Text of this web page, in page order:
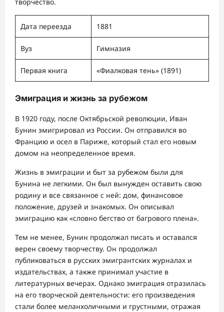
творчество.
Дата переезда 1881
Вуз Гимназия
Первая книга «Фиалковая тень» (1891)
Эмиграция и жизнь за рубежом
В 1920 году, после Октябрьской революции, Иван
Бунин эмигрировал из России. Он отправился во
Францию и осел в Париже, который стал его новым
домом на неопределенное время.
Жизнь в эмиграции и быт за рубежом были для
Бунина не легкими. Он был вынужден оставить свою
родину и все связанное с ней: дом, финансовое
положение, друзей и знакомых. Он описывал
эмиграцию как «словно бегство от багрового плена».
Тем не менее, Бунин продолжал писать и оставался
верен своему творчеству. Он продолжал
публиковаться в русских эмигрантских журналах и
издательствах, а также принимал участие в
литературных вечерах. Однако эмиграция отразилась
на его творческой деятельности: его произведения
стали более меланхоличными и грустными, отражая